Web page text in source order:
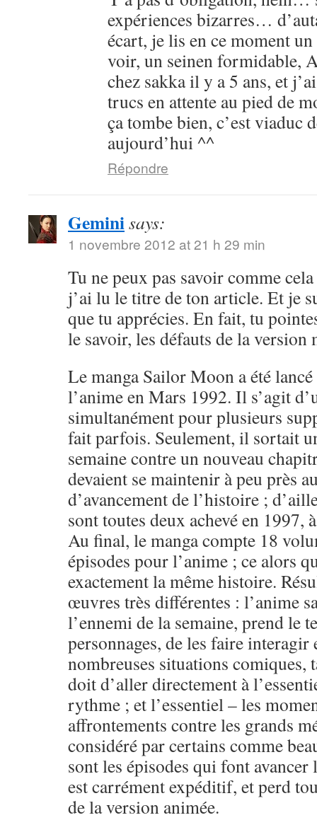
expériences bizarres…
écart, je lis en ce moment
voir, un seinen formidable,
chez sakka il y a 5 ans, et
trucs en attente au pied de
ça tombe bien, c’est viaduc
aujourd’hui ^^
Répondre
Geminisays:
1 novembre 2012 at 21 h 29 min
Tu ne peux pas savoir comme
j’ai lu le titre de ton article. Et je
que tu apprécies. En fait, tu
le savoir, les défauts de la
Le manga Sailor Moon a été
l’anime en Mars 1992. Il s’agit
simultanément pour plusieurs
fait parfois. Seulement, il sortait
semaine contre un nouveau
devaient se maintenir à peu près
d’avancement de l’histoire ;
sont toutes deux achevé en 1997,
Au final, le manga compte 18
épisodes pour l’anime ; ce alors
exactement la même histoire.
œuvres très différentes : l’anime
l’ennemi de la semaine, prend le
personnages, de les faire interagir
nombreuses situations comiques,
doit d’aller directement à
rythme ; et l’essentiel – les
affrontements contre les grands
considéré par certains comme
sont les épisodes qui font
est carrément expéditif, et perd
de la version animée.